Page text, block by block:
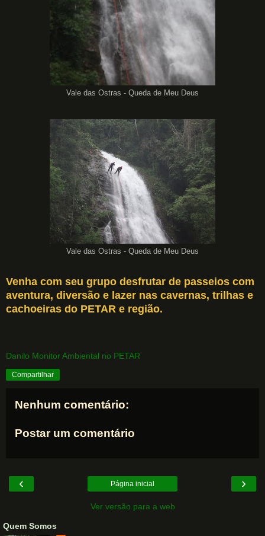
Vale das Ostras - Queda de Meu Deus
Vale das Ostras - Queda de Meu Deus
Venha com seu grupo desfrutar de passeios com
aventura, diversão e lazer nas cavernas, trilhas e
cachoeiras do PETAR e região.
Danilo Monitor Ambiental no PETAR
Compartilhar
Nenhum comentário:
Postar um comentário
‹ ›
Página inicial
Ver versão para a web
Quem Somos